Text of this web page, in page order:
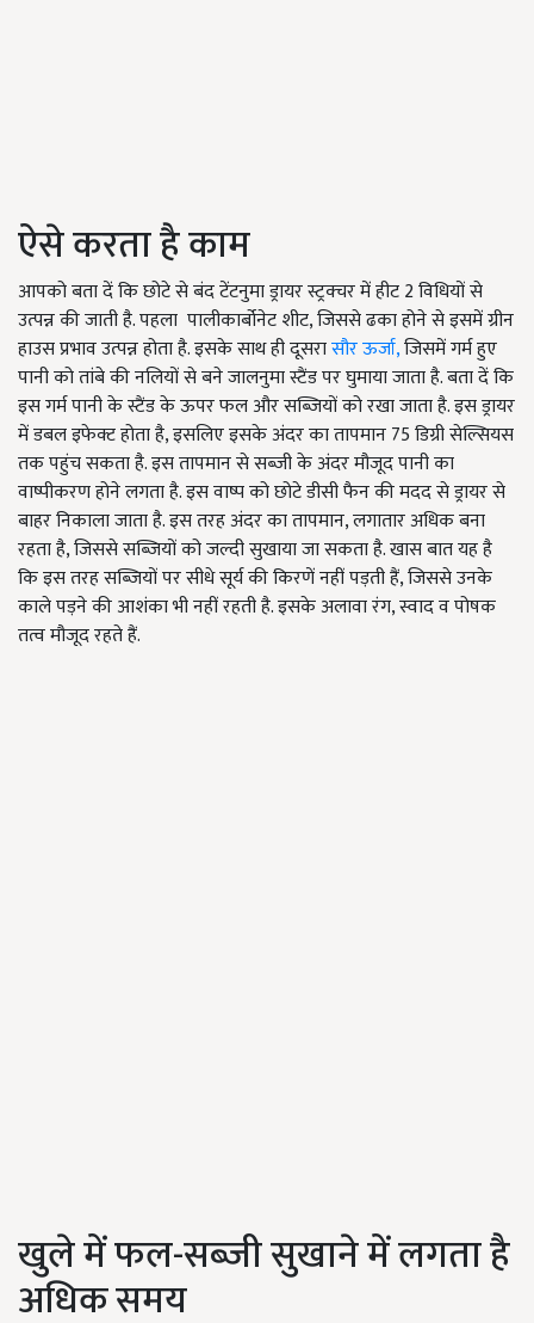
ऐसे करता है काम
आपको बता दें कि छोटे से बंद टेंटनुमा ड्रायर स्ट्रक्चर में हीट 2 विधियों से
उत्पन्न की जाती है. पहला पालीकार्बोनेट शीट, जिससे ढका होने से इसमें ग्रीन
हाउस प्रभाव उत्पन्न होता है. इसके साथ ही दूसरासौर ऊर्जा,जिसमें गर्म हुए
पानी को तांबे की नलियों से बने जालनुमा स्टैंड पर घुमाया जाता है. बता दें कि
इस गर्म पानी के स्टैंड के ऊपर फल और सब्जियों को रखा जाता है. इस ड्रायर
में डबल इफेक्ट होता है, इसलिए इसके अंदर का तापमान 75 डिग्री सेल्सियस
तक पहुंच सकता है. इस तापमान से सब्जी के अंदर मौजूद पानी का
वाष्पीकरण होने लगता है. इस वाष्प को छोटे डीसी फैन की मदद से ड्रायर से
बाहर निकाला जाता है. इस तरह अंदर का तापमान, लगातार अधिक बना
रहता है, जिससे सब्जियों को जल्दी सुखाया जा सकता है. खास बात यह है
कि इस तरह सब्जियों पर सीधे सूर्य की किरणें नहीं पड़ती हैं, जिससे उनके
काले पड़ने की आशंका भी नहीं रहती है. इसके अलावा रंग, स्वाद व पोषक
तत्व मौजूद रहते हैं.
खुले में फल-सब्जी सुखाने में लगता है
अधिक समय